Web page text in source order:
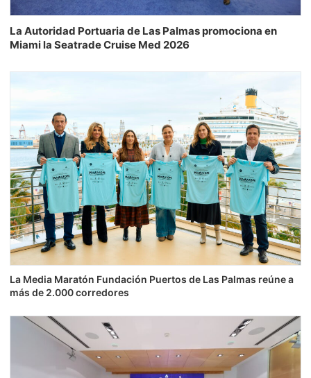
La Autoridad Portuaria de Las Palmas promociona en
Miami la Seatrade Cruise Med 2026
La Media Maratón Fundación Puertos de Las Palmas reúne a
más de 2.000 corredores